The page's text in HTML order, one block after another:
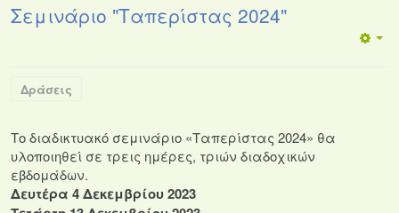
Σεμινάριο "Ταπερίστας 2024"
Δράσεις
Το διαδικτυακό σεμινάριο «Ταπερίστας 2024» θα
υλοποιηθεί σε τρεις ημέρες, τριών διαδοχικών
εβδομάδων.
Δευτέρα 4 Δεκεμβρίου 2023